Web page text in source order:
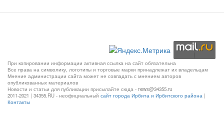
При копировании информации активная ссылка на сайт обязательна
Все права на символику, логотипы и торговые марки принадлежат их владельцам
Мнение администрации сайта может не совпадать с мнением авторов
опубликованных материалов
Новости и статьи для публикации присылайте сюда - news@34355.ru
2011-2021 | 34355.RU - неофициальный сайт города Ирбита и Ирбитского района |
Контакты